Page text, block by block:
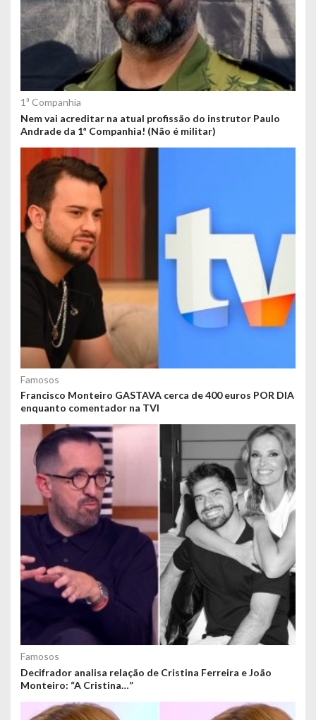
1ª Companhia
Nem vai acreditar na atual profissão do instrutor Paulo
Andrade da 1ª Companhia! (Não é militar)
Famosos
Francisco Monteiro GASTAVA cerca de 400 euros POR DIA
enquanto comentador na TVI
Famosos
Decifrador analisa relação de Cristina Ferreira e João
Monteiro: “A Cristina…”